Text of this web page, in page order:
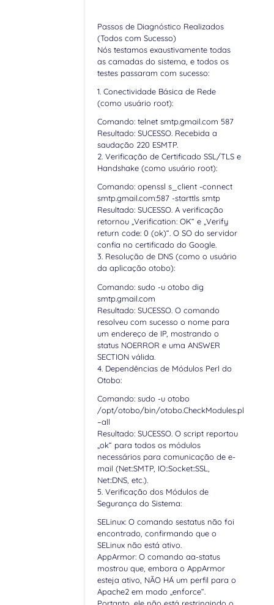
Passos de Diagnóstico Realizados
(Todos com Sucesso)
Nós testamos exaustivamente todas
as camadas do sistema, e todos os
testes passaram com sucesso:
1. Conectividade Básica de Rede
(como usuário root):
Comando: telnet smtp.gmail.com 587
Resultado: SUCESSO. Recebida a
saudação 220 ESMTP.
2. Verificação de Certificado SSL/TLS e
Handshake (como usuário root):
Comando: openssl s_client -connect
smtp.gmail.com:587 -starttls smtp
Resultado: SUCESSO. A verificação
retornou „Verification: OK“ e „Verify
return code: 0 (ok)“. O SO do servidor
confia no certificado do Google.
3. Resolução de DNS (como o usuário
da aplicação otobo):
Comando: sudo -u otobo dig
smtp.gmail.com
Resultado: SUCESSO. O comando
resolveu com sucesso o nome para
um endereço de IP, mostrando o
status NOERROR e uma ANSWER
SECTION válida.
4. Dependências de Módulos Perl do
Otobo:
Comando: sudo -u otobo
/opt/otobo/bin/otobo.CheckModules.pl
–all
Resultado: SUCESSO. O script reportou
„ok“ para todos os módulos
necessários para comunicação de e-
mail (Net::SMTP, IO::Socket::SSL,
Net::DNS, etc.).
5. Verificação dos Módulos de
Segurança do Sistema:
SELinux: O comando sestatus não foi
encontrado, confirmando que o
SELinux não está ativo.
AppArmor: O comando aa-status
mostrou que, embora o AppArmor
esteja ativo, NÃO HÁ um perfil para o
Apache2 em modo „enforce“.
Portanto, ele não está restringindo o